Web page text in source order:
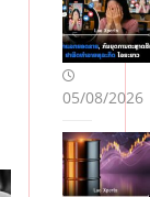
05/08/2026